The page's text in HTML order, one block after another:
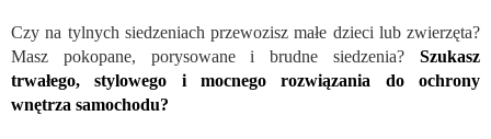
Czy na tylnych siedzeniach przewozisz małe dzieci lub zwierzęta?
Masz pokopane, porysowane i brudne siedzenia? Szukasz
trwałego, stylowego i mocnego rozwiązania do ochrony
wnętrza samochodu?